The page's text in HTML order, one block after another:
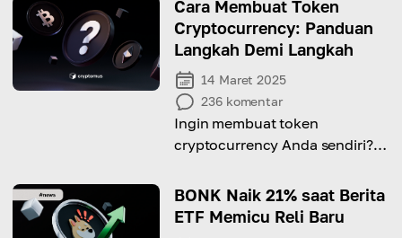
Cara Membuat Token
Cryptocurrency: Panduan
Langkah Demi Langkah
14 Maret 2025
236 komentar
Ingin membuat token
cryptocurrency Anda sendiri?
ini mencakup semuanya mulai
dari pemilihan blockchain
BONK Naik 21% saat Berita
ETF Memicu Reli Baru